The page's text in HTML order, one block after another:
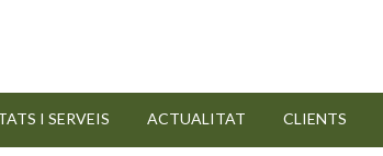
I SERVEIS ACTUALITAT CLIENTS